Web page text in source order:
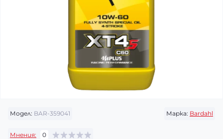
Модел: BAR-359041 Марка: Bardahl
Мнения: 0